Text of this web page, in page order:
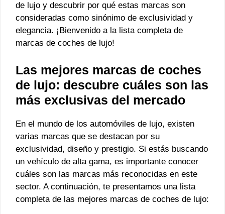
de lujo y descubrir por qué estas marcas son
consideradas como sinónimo de exclusividad y
elegancia. ¡Bienvenido a la lista completa de
marcas de coches de lujo!
Las mejores marcas de coches
de lujo: descubre cuáles son las
más exclusivas del mercado
En el mundo de los automóviles de lujo, existen
varias marcas que se destacan por su
exclusividad, diseño y prestigio. Si estás buscando
un vehículo de alta gama, es importante conocer
cuáles son las marcas más reconocidas en este
sector. A continuación, te presentamos una lista
completa de las mejores marcas de coches de lujo: